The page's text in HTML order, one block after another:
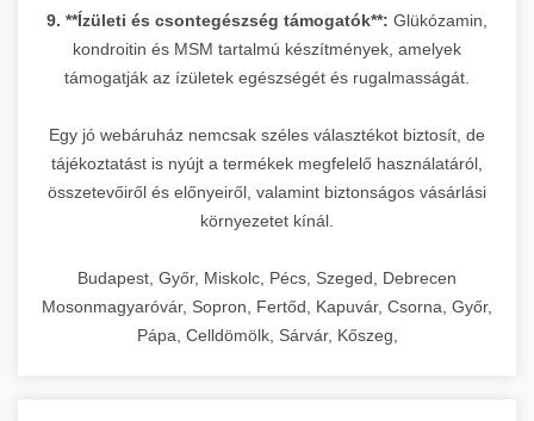
9. **Ízületi és csontegészség támogatók**: Glükózamin,
kondroitin és MSM tartalmú készítmények, amelyek
támogatják az ízületek egészségét és rugalmasságát.
Egy jó webáruház nemcsak széles választékot biztosít, de
tájékoztatást is nyújt a termékek megfelelő használatáról,
összetevőiről és előnyeiről, valamint biztonságos vásárlási
környezetet kínál.
Budapest, Győr, Miskolc, Pécs, Szeged, Debrecen
Mosonmagyaróvár, Sopron, Fertőd, Kapuvár, Csorna, Győr,
Pápa, Celldömölk, Sárvár, Kőszeg,